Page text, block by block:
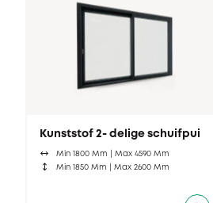
Kunststof 2- delige schuifpui
Min 1800 Mm | Max 4590 Mm
Min 1850 Mm | Max 2600 Mm